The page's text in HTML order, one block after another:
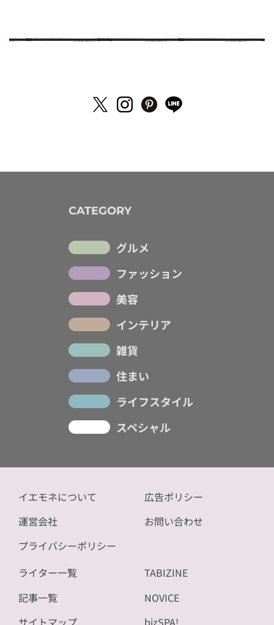
CATEGORY
グルメ
ファッション
美容
インテリア
雑貨
住まい
ライフスタイル
スペシャル
イエモネについて
運営会社
プライバシーポリシー
広告ポリシー
お問い合わせ
ライター一覧
記事一覧
サイトマップ
TABIZINE
NOVICE
bizSPA!